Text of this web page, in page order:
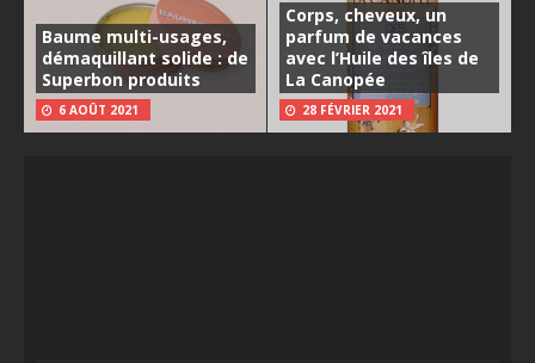
Baume multi-usages,
démaquillant solide : de
Superbon produits
6 AOÛT 2021
Corps, cheveux, un
parfum de vacances
avec l’Huile des îles de
La Canopée
28 FÉVRIER 2021